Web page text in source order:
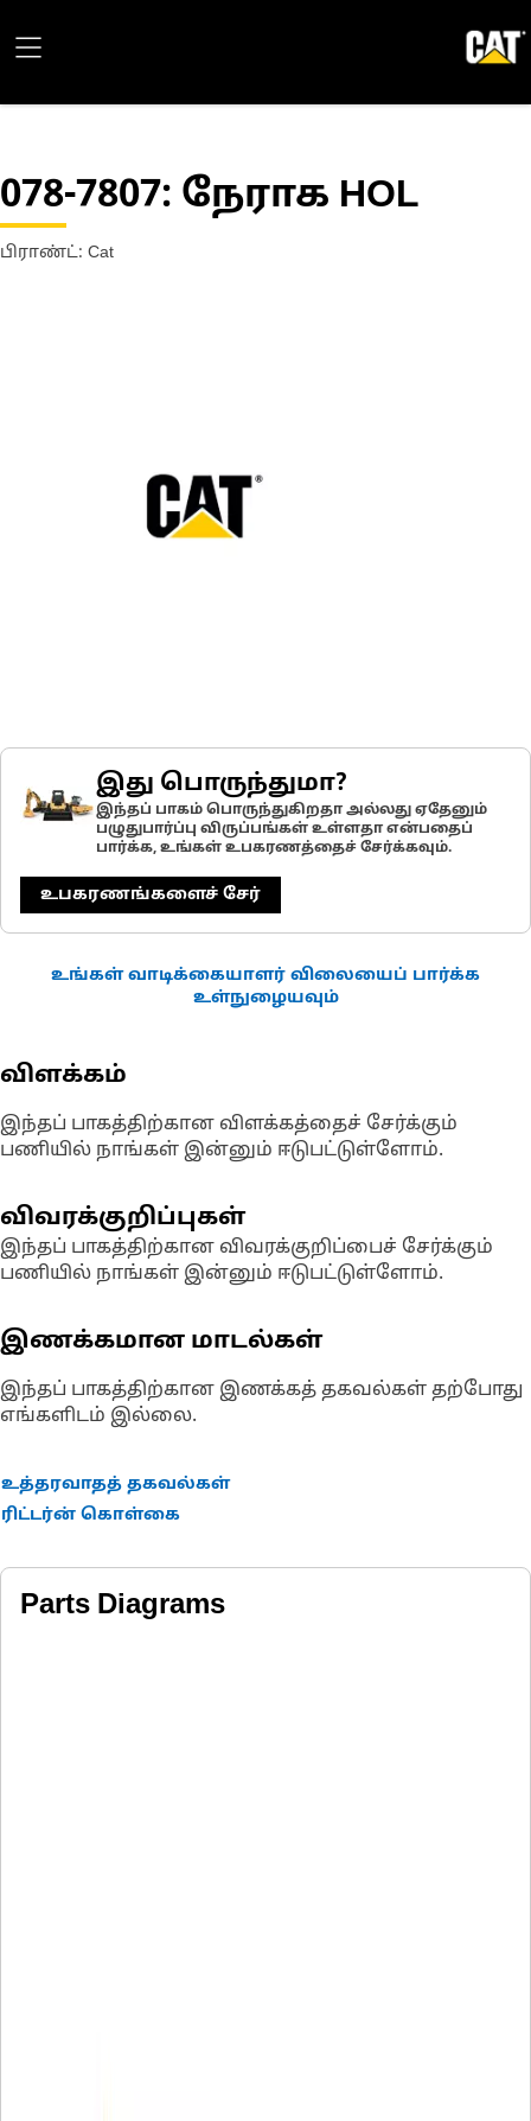
078-7807: நேராக HOL
பிராண்ட்: Cat
இது பொருந்துமா?
இந்தப் பாகம் பொருந்துகிறதா அல்லது ஏதேனும்
பழுதுபார்ப்பு விருப்பங்கள் உள்ளதா என்பதைப்
பார்க்க, உங்கள் உபகரணத்தைச் சேர்க்கவும்.
உபகரணங்களைச் சேர்
உங்கள் வாடிக்கையாளர் விலையைப் பார்க்க
உள்நுழையவும்
விளக்கம்
இந்தப் பாகத்திற்கான விளக்கத்தைச் சேர்க்கும்
பணியில் நாங்கள் இன்னும் ஈடுபட்டுள்ளோம்.
விவரக்குறிப்புகள்
இந்தப் பாகத்திற்கான விவரக்குறிப்பைச் சேர்க்கும்
பணியில் நாங்கள் இன்னும் ஈடுபட்டுள்ளோம்.
இணக்கமான மாடல்கள்
இந்தப் பாகத்திற்கான இணக்கத் தகவல்கள் தற்போது
எங்களிடம் இல்லை.
உத்தரவாதத் தகவல்கள்
ரிட்டர்ன் கொள்கை
Parts Diagrams